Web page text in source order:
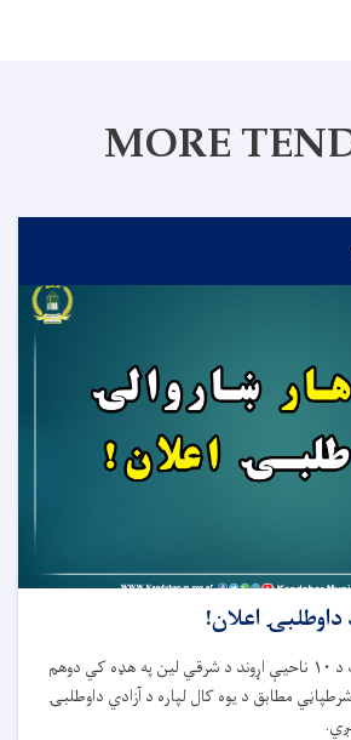
MORE
اعلان!
د کندهار ښاروالۍ ملکیت د ۱۰ ناحیې اړوند د شرقي لین په هډه کي دوهم
مطابق د یوه کال لپاره د آزادي داوطلبۍ